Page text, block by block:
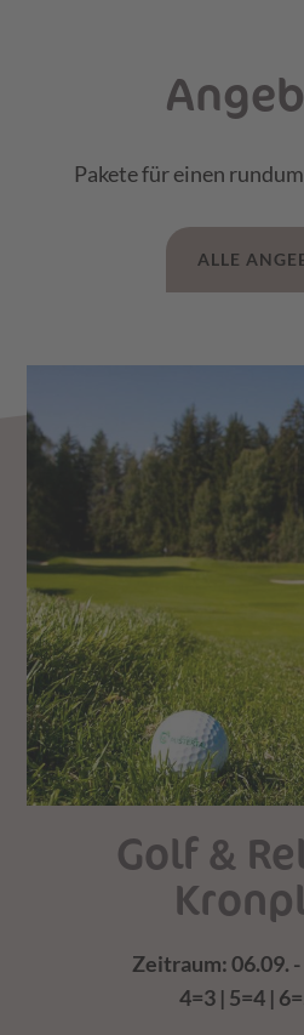
Pakete für einen
ALLE
Golf &
Zeitraum: 06.09.
4=3 | 5=4 |